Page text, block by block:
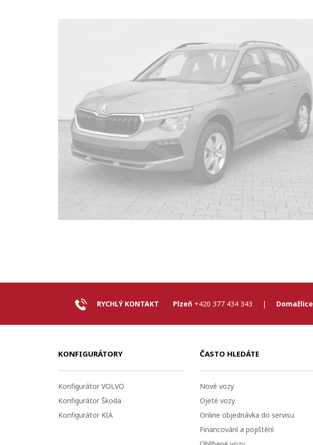
RYCHLÝ KONTAKT Plzeň +420 377 434 343 | Domažlice
KONFIGURÁTORY
Konfigurátor VOLVO
Konfigurátor Škoda
Konfigurátor KIA
ČASTO HLEDÁTE
Nové vozy
Ojeté vozy
Online objednávka do servisu
Financování a pojištění